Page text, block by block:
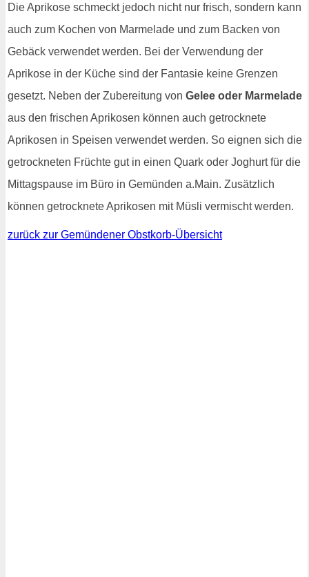
Die Aprikose schmeckt jedoch nicht nur frisch, sondern kann
auch zum Kochen von Marmelade und zum Backen von
Gebäck verwendet werden. Bei der Verwendung der
Aprikose in der Küche sind der Fantasie keine Grenzen
gesetzt. Neben der Zubereitung von Gelee oder Marmelade
aus den frischen Aprikosen können auch getrocknete
Aprikosen in Speisen verwendet werden. So eignen sich die
getrockneten Früchte gut in einen Quark oder Joghurt für die
Mittagspause im Büro in Gemünden a.Main. Zusätzlich
können getrocknete Aprikosen mit Müsli vermischt werden.
zurück zur Gemündener Obstkorb-Übersicht